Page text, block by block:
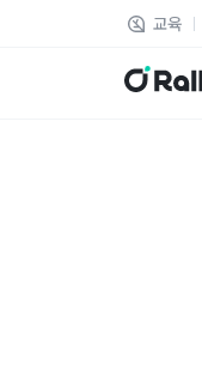
교육
랠릿